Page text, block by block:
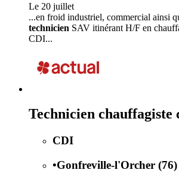
Le 20 juillet
...en froid industriel, commercial ainsi
technicien SAV itinérant H/F en
CDI...
Technicien chauffagiste
CDI
•Gonfreville-l'Orcher (76)